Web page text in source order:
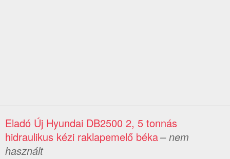
Eladó Új Hyundai DB2500 2, 5 tonnás
hidraulikus kézi raklapemelő béka– nem
használt